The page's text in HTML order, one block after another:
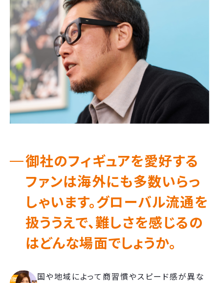
御社のフィギュアを愛好する
ファンは海外にも多数いらっ
しゃいます。グローバル流通を
扱ううえで、難しさを感じるの
はどんな場面でしょうか。
国や地域によって商習慣やスピード感が異な